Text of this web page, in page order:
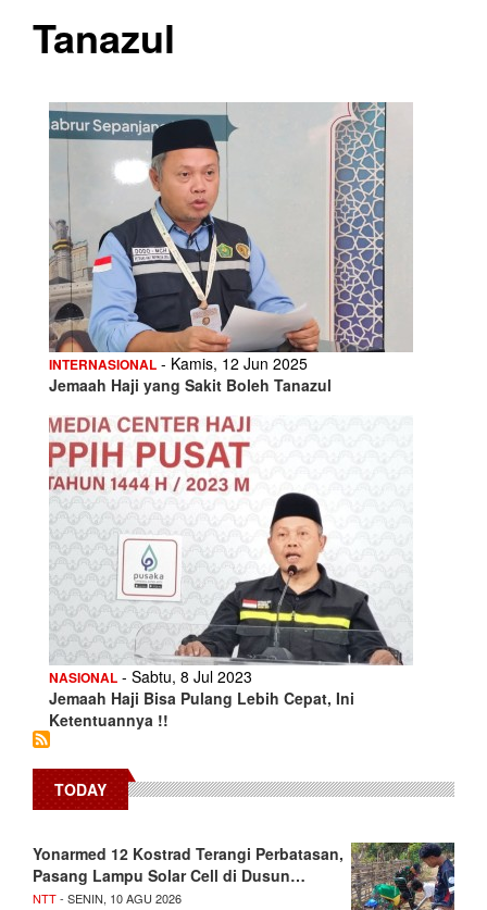
Tanazul
INTERNASIONAL - Kamis, 12 Jun 2025
Jemaah Haji yang Sakit Boleh Tanazul
NASIONAL - Sabtu, 8 Jul 2023
Jemaah Haji Bisa Pulang Lebih Cepat, Ini
Ketentuannya !!
TODAY
Yonarmed 12 Kostrad Terangi Perbatasan,
Pasang Lampu Solar Cell di Dusun…
NTT- SENIN, 10 AGU 2026